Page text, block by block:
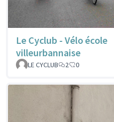
Le Cyclub - Vélo école
villeurbannaise
LE CYCLUB
2 0